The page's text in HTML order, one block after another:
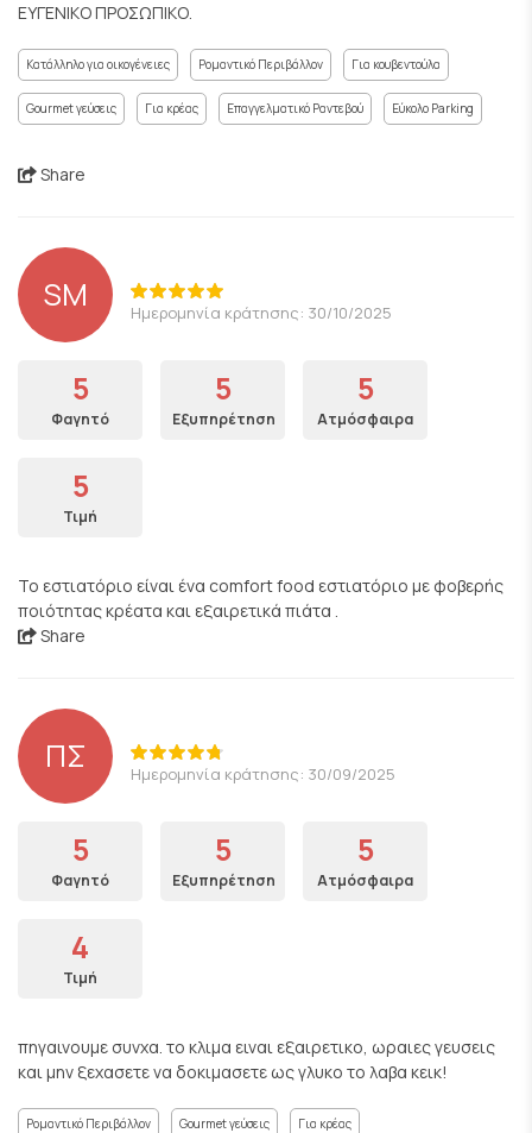
ΕΥΓΕΝΙΚΟ ΠΡΟΣΩΠΙΚΟ.
Κατάλληλο για οικογένειες Ρομαντικό Περιβάλλον Για κουβεντούλα
Gourmet γεύσεις Για κρέας Επαγγελματικό Ραντεβού Εύκολο Parking
Share
SM Ημερομηνία κράτησης: 30/10/2025
5
Φαγητό
5
Εξυπηρέτηση
5
Ατμόσφαιρα
5
Τιμή
Το εστιατόριο είναι ένα comfort food εστιατόριο με φοβερής
ποιότητας κρέατα και εξαιρετικά πιάτα .
Share
ΠΣ Ημερομηνία κράτησης: 30/09/2025
5
Φαγητό
5
Εξυπηρέτηση
5
Ατμόσφαιρα
4
Τιμή
πηγαινουμε συνχα. το κλιμα ειναι εξαιρετικο, ωραιες γευσεις
και μην ξεχασετε να δοκιμασετε ως γλυκο το λαβα κεικ!
Ρομαντικό Περιβάλλον Gourmet γεύσεις Για κρέας